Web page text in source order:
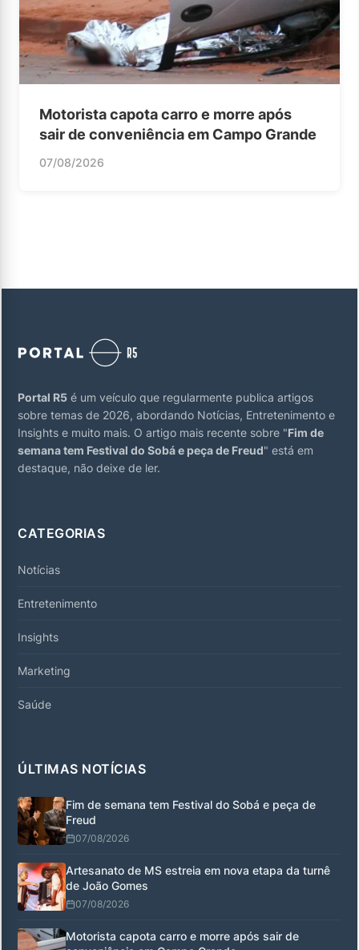
Motorista capota carro e morre após
sair de conveniência em Campo Grande
07/08/2026
Portal R5 é um veículo que regularmente publica artigos
sobre temas de 2026, abordando Notícias, Entretenimento e
Insights e muito mais. O artigo mais recente sobre "Fim de
semana tem Festival do Sobá e peça de Freud" está em
destaque, não deixe de ler.
CATEGORIAS
Notícias
Entretenimento
Insights
Marketing
Saúde
ÚLTIMAS NOTÍCIAS
Fim de semana tem Festival do Sobá e peça de
Freud
07/08/2026
Artesanato de MS estreia em nova etapa da turnê
de João Gomes
07/08/2026
Motorista capota carro e morre após sair de